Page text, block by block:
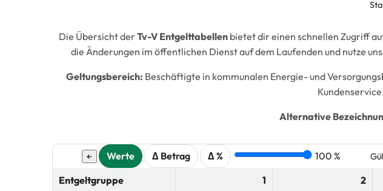
Die Übersicht derTv-V Entgelttabellenbietet dir einen schnellen Zugriff
die Änderungen im öffentlichen Dienst auf dem Laufenden und nutze
Geltungsbereich: Beschäftigte in kommunalen Energie- und
Alternative
← Werte Δ Betrag Δ % 100 %
Entgeltgruppe 1 2